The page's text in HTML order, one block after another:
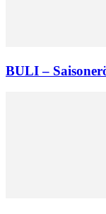
BULI –